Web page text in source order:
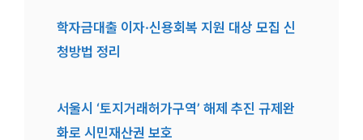
학자금대출 이자·신용회복 지원 대상 모집 신
청방법 정리
서울시 ‘토지거래허가구역’ 해제 추진 규제완
화로 시민재산권 보호